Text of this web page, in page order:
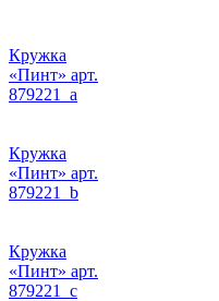
Кружка
«Пинт» арт.
879221_a
Кружка
«Пинт» арт.
879221_b
Кружка
«Пинт» арт.
879221_c